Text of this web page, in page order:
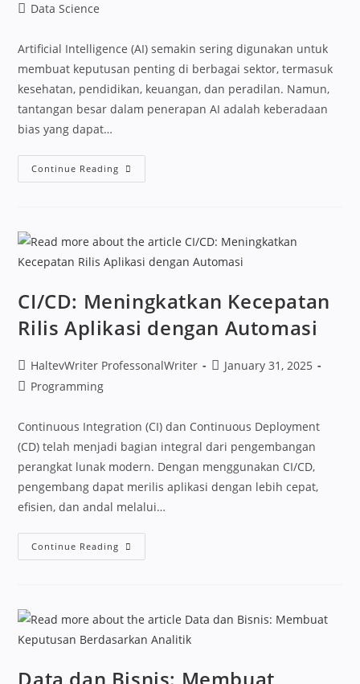
Data Science
Artificial Intelligence (AI) semakin sering digunakan untuk
membuat keputusan penting di berbagai sektor, termasuk
kesehatan, pendidikan, keuangan, dan peradilan. Namun,
tantangan besar dalam penerapan AI adalah keberadaan
bias yang dapat…
Continue Reading
CI/CD: Meningkatkan Kecepatan
Rilis Aplikasi dengan Automasi
HaltevWriter ProfessonalWriter
January 31, 2025
Programming
Continuous Integration (CI) dan Continuous Deployment
(CD) telah menjadi bagian integral dari pengembangan
perangkat lunak modern. Dengan menggunakan CI/CD,
pengembang dapat merilis aplikasi dengan lebih cepat,
efisien, dan andal melalui…
Continue Reading